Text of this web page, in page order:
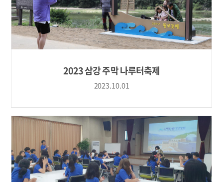
2023 삼강 주막 나루터축제
2023.10.01